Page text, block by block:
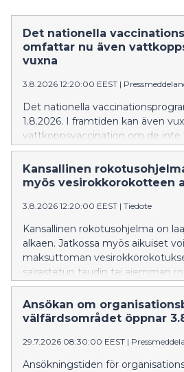
Det nationella
omfattar nu även
vuxna
3.8.2026 12:20:00 EEST |
Det nationella
1.8.2026. I framtiden kan även
vattkoppsvaccination om de
vattkoppor genom tidigare
Kansallinen
myös vesirokkorokotteen
3.8.2026 12:20:00 EEST | Tiedote
Kansallinen rokotusohjelma on
alkaen. Jatkossa myös aikuiset
maksuttoman
sairastetun taudin tai aiemman
suojaa vesirokkoa vastaan.
Ansökan om
välfärdsområdet öppnar
29.7.2026 08:30:00 EEST |
Ansökningstiden för